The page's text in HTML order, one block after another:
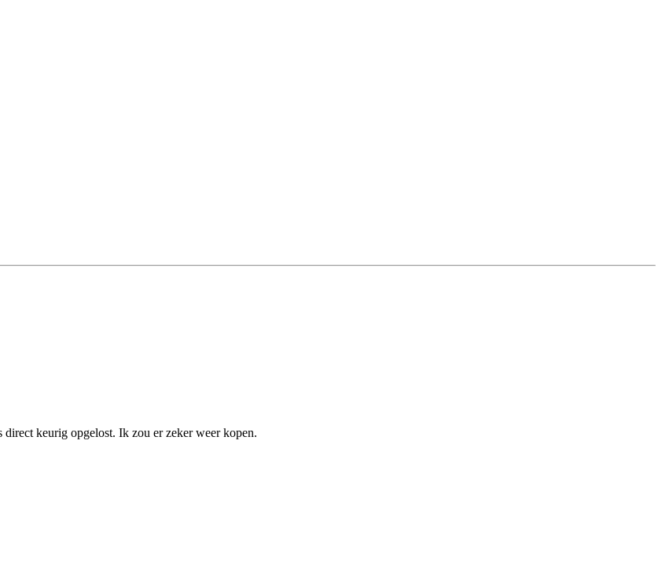
direct keurig opgelost. Ik zou er zeker weer kopen.